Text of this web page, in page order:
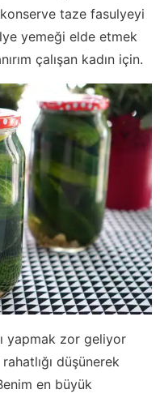
taze fasulyeyi
yemeği elde etmek
çalışan kadın için.
yapmak zor geliyor
düşünerek
en büyük